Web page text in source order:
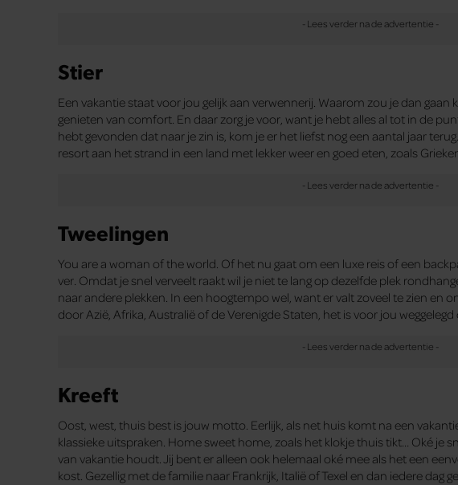
Stier
Een vakantie staat voor jou gelijk aan verwennerij. Waarom zou je dan
genieten van comfort. En daar zorg je voor, want je hebt alles al tot in de
hebt gevonden dat naar je zin is, kom je er het liefst nog een aantal jaar
resort aan het strand in een land met lekker weer en goed eten, zoals
Tweelingen
You are a woman of the world. Of het nu gaat om een luxe reis of een
ver. Omdat je snel verveelt raakt wil je niet te lang op dezelfde plek
naar andere plekken. In een hoogtempo wel, want er valt zoveel te zien en
door Azië, Afrika, Australië of de Verenigde Staten, het is voor jou
Kreeft
Oost, west, thuis best is jouw motto. Eerlijk, als net huis komt na een
klassieke uitspraken. Home sweet home, zoals het klokje thuis tikt… Oké je
van vakantie houdt. Jij bent er alleen ook helemaal oké mee als het een
kost. Gezellig met de familie naar Frankrijk, Italië of Texel en dan iedere dag